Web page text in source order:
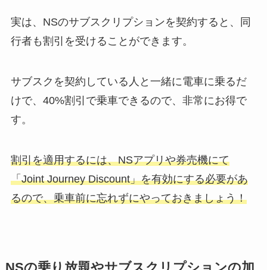
実は、NSのサブスクリプションを契約すると、同
行者も割引を受けることができます。
サブスクを契約している人と一緒に電車に乗るだ
けで、40%割引で乗車できるので、非常にお得で
す。
割引を適用するには、NSアプリや券売機にて
「Joint Journey Discount」を有効にする必要があ
るので、乗車前に忘れずにやっておきましょう！